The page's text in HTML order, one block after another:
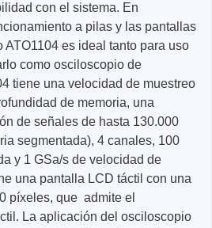
con el sistema. En
a pilas y las pantallas
es ideal tanto para uso
como osciloscopio de
tiene una velocidad de muestreo
de memoria, una
de señales de hasta 130.000
segmentada), 4 canales, 100
y 1 GSa/s de velocidad de
una pantalla LCD táctil con una
píxeles, que admite el
La aplicación del osciloscopio